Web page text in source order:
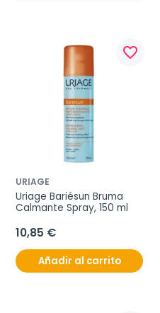
favorite_border
URIAGE
Uriage Bariésun Bruma
Calmante Spray, 150 ml
10,85 €
Añadir al carrito